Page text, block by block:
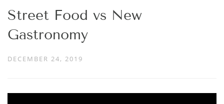
Street Food vs New
Gastronomy
DECEMBER 24, 2019